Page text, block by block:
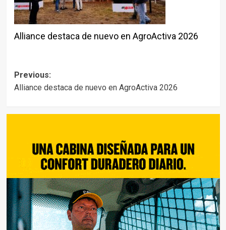
Alliance destaca de nuevo en AgroActiva 2026
Post
Previous:
Alliance destaca de nuevo en AgroActiva 2026